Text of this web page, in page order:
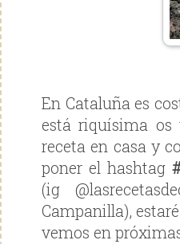
En Cataluña es
está riquísima os
receta en casa y
poner el hashtag
(ig
Campanilla),
vemos en